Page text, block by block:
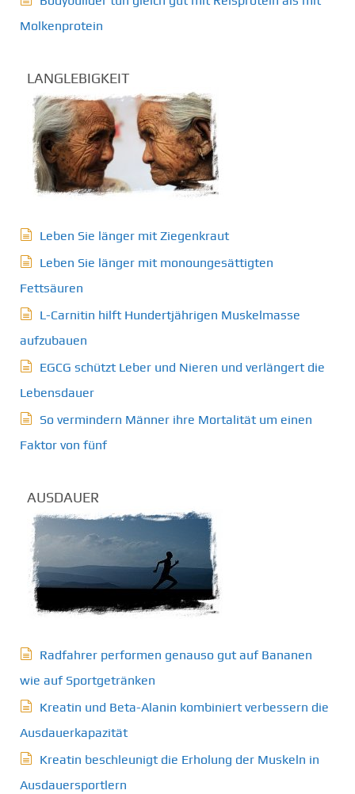
Molkenprotein
LANGLEBIGKEIT
Leben Sie länger mit Ziegenkraut
Leben Sie länger mit monoungesättigten
Fettsäuren
L-Carnitin hilft Hundertjährigen Muskelmasse
aufzubauen
EGCG schützt Leber und Nieren und verlängert die
Lebensdauer
So vermindern Männer ihre Mortalität um einen
Faktor von fünf
AUSDAUER
Radfahrer performen genauso gut auf Bananen
wie auf Sportgetränken
Kreatin und Beta-Alanin kombiniert verbessern die
Ausdauerkapazität
Kreatin beschleunigt die Erholung der Muskeln in
Ausdauersportlern